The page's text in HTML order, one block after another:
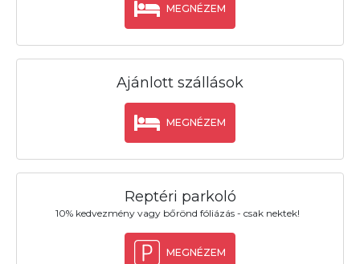
MEGNÉZEM
Ajánlott szállások
MEGNÉZEM
Reptéri parkoló
10% kedvezmény vagy bőrönd fóliázás - csak nektek!
MEGNÉZEM